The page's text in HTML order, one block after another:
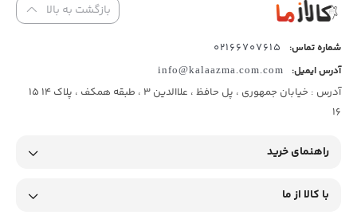
بازگشت به بالا
شماره تماس: 02166707615
آدرس ایمیل: info@kalaazma.com.com
آدرس : خیابان جمهوری ، پل حافظ ، علاالدین 3 ، طبقه همکف ، پلاک 14 15
16
راهنمای خرید
با کالا از ما